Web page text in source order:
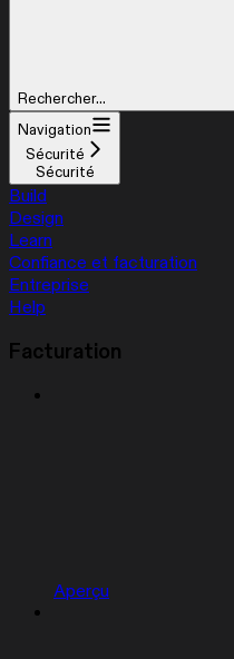
Rechercher...
Navigation
Sécurité
Sécurité
Build
Design
Learn
Confiance et facturation
Entreprise
Help
Facturation
Aperçu